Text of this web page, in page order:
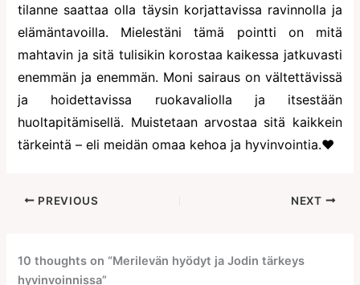
tilanne saattaa olla täysin korjattavissa ravinnolla ja
elämäntavoilla. Mielestäni tämä pointti on mitä
mahtavin ja sitä tulisikin korostaa kaikessa jatkuvasti
enemmän ja enemmän. Moni sairaus on vältettävissä
ja hoidettavissa ruokavaliolla ja itsestään
huoltapitämisellä. Muistetaan arvostaa sitä kaikkein
tärkeintä – eli meidän omaa kehoa ja hyvinvointia.♥
PREVIOUS NEXT
10 thoughts on “Merilevän hyödyt ja Jodin tärkeys
hyvinvoinnissa”